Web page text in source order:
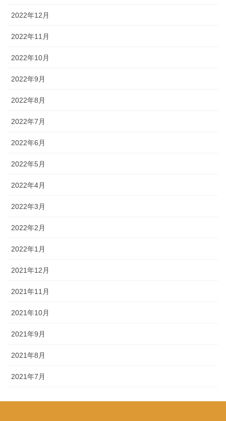
2022年12月
2022年11月
2022年10月
2022年9月
2022年8月
2022年7月
2022年6月
2022年5月
2022年4月
2022年3月
2022年2月
2022年1月
2021年12月
2021年11月
2021年10月
2021年9月
2021年8月
2021年7月